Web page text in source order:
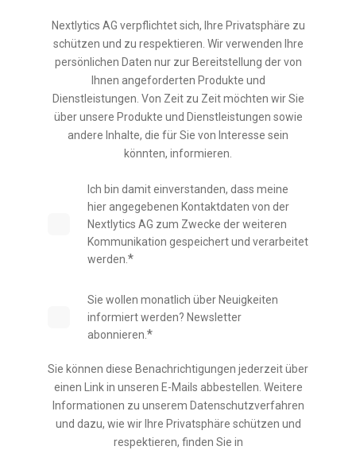
Nextlytics AG verpflichtet sich, Ihre Privatsphäre zu
schützen und zu respektieren. Wir verwenden Ihre
persönlichen Daten nur zur Bereitstellung der von
Ihnen angeforderten Produkte und
Dienstleistungen. Von Zeit zu Zeit möchten wir Sie
über unsere Produkte und Dienstleistungen sowie
andere Inhalte, die für Sie von Interesse sein
könnten, informieren.
Ich bin damit einverstanden, dass meine
hier angegebenen Kontaktdaten von der
Nextlytics AG zum Zwecke der weiteren
Kommunikation gespeichert und verarbeitet
werden. *
Sie wollen monatlich über Neuigkeiten
informiert werden? Newsletter
abonnieren. *
Sie können diese Benachrichtigungen jederzeit über
einen Link in unseren E-Mails abbestellen. Weitere
Informationen zu unserem Datenschutzverfahren
und dazu, wie wir Ihre Privatsphäre schützen und
respektieren, finden Sie in